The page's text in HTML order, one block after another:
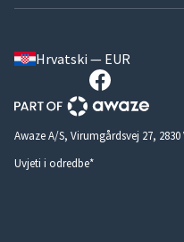
Hrvatski — EUR
Awaze A/S, Virumgårdsvej 27,
Uvjeti i odredbe*